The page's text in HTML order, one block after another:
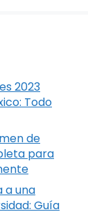
2023
Todo
de
para
a una
Guía